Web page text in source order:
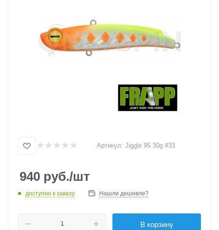
Артикул: Jiggle 95 30g #33
940 руб./шт
доступно к заказу Нашли дешевле?
В корзину